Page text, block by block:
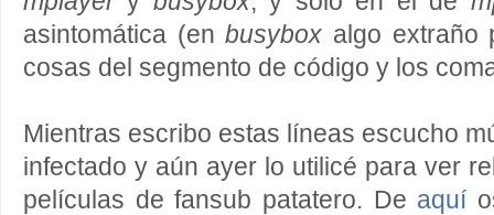
asintomática (enbusybox algo extraño
cosas del segmento de código y los
Mientras escribo estas líneas escucho
infectado y aún ayer lo utilicé para ver
películas de fansub patatero. De aquí